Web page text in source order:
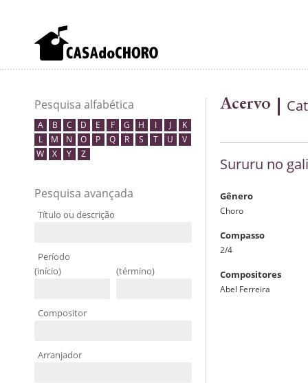
Pesquisa alfabética
A B C D E F G H I J
K
L
M N O P Q R S T U
V
W
X Y Z
Pesquisa avançada
Título ou descrição
Período
(início)
(término)
Compositor
Arranjador
Acervo
Sururu no
Gênero
Choro
Compasso
2/4
Compositores
Abel Ferreira